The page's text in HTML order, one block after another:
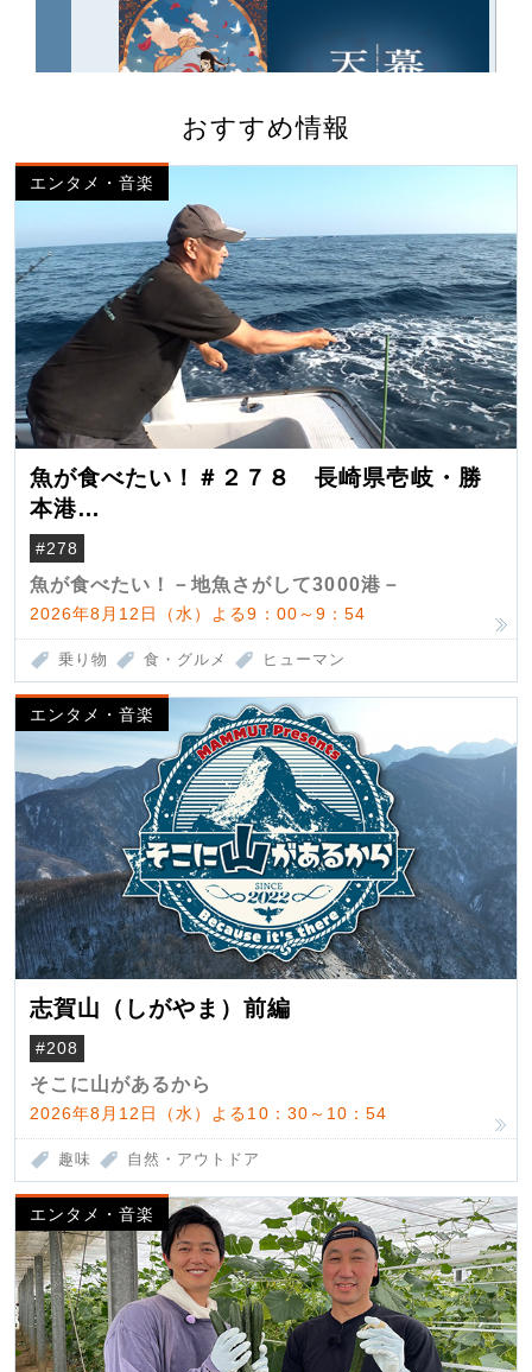
おすすめ情報
エンタメ・音楽
魚が食べたい！＃２７８ 長崎県壱岐・勝
本港
（クロマグロ）
#278
魚が食べたい！－地魚さがして3000港－
2026年8月12日（水）よる9：00～9：54
乗り物 食・グルメ ヒューマン
エンタメ・音楽
志賀山（しがやま）前編
#208
そこに山があるから
2026年8月12日（水）よる10：30～10：54
趣味 自然・アウトドア
エンタメ・音楽